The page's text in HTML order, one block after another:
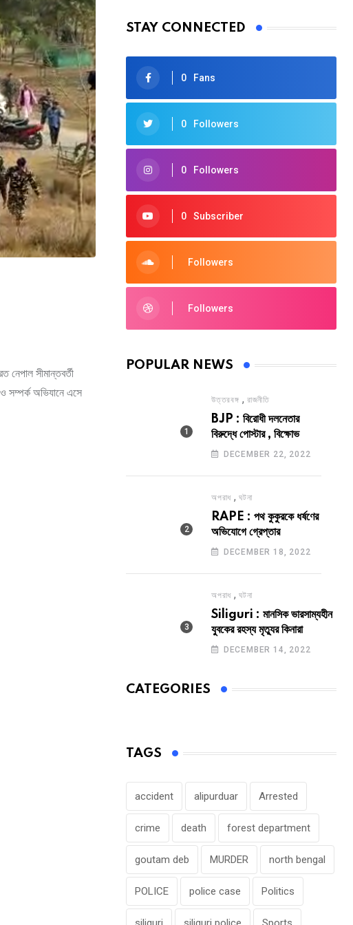
নেপাল সীমান্তবর্তী
ও সম্পর্ক অভিযানে এসে
STAY CONNECTED
0 Fans
0 Followers
0 Followers
0 Subscriber
Followers
Followers
POPULAR NEWS
উত্তরবঙ্গ , রাজনীতি
BJP : বিরোধী দলনেতার
বিরুদ্ধে পোস্টার , বিক্ষোভ
DECEMBER 22, 2022
অপরাধ ,ঘটনা
RAPE : পথ কুকুরকে ধর্ষণের
অভিযোগে গ্রেপ্তার
DECEMBER 18, 2022
অপরাধ ,ঘটনা
Siliguri : মানসিক ভারসাম্যহীন
যুবকের রহস্য মৃত্যুর কিনারা
DECEMBER 14, 2022
CATEGORIES
TAGS
accident alipurduar Arrested
crime death forest department
goutam deb MURDER north bengal
POLICE police case Politics